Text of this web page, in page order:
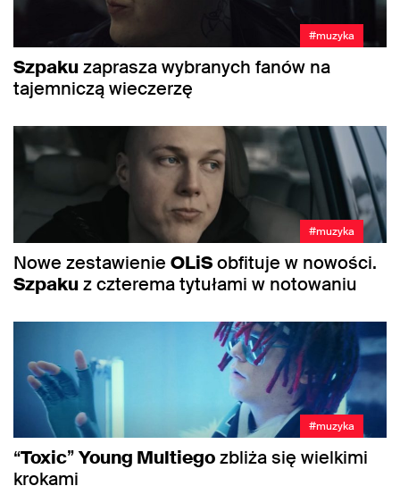
#muzyka
Szpakuzaprasza wybranych fanów na
tajemniczą wieczerzę
#muzyka
Nowe zestawienie OLiSobfituje w nowości.
Szpakuz czterema tytułami w notowaniu
#muzyka
“Toxic”Young Multiegozbliża się wielkimi
krokami